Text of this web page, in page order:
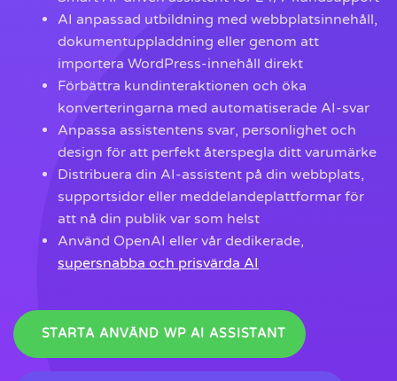
AI anpassad utbildning med webbplatsinnehåll,
dokumentuppladdning eller genom att
importera WordPress-innehåll direkt
Förbättra kundinteraktionen och öka
konverteringarna med automatiserade AI-svar
Anpassa assistentens svar, personlighet och
design för att perfekt återspegla ditt varumärke
Distribuera din AI-assistent på din webbplats,
supportsidor eller meddelandeplattformar för
att nå din publik var som helst
Använd OpenAI eller vår dedikerade,
supersnabba och prisvärda AI
STARTA ANVÄND WP AI ASSISTANT